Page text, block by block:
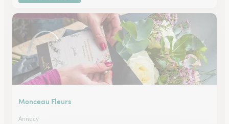
Monceau Fleurs
Annecy